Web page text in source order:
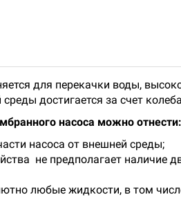
для перекачки воды,
достигается за счет
насоса можно отнести:
насоса от внешней среды;
не предполагает наличие
любые жидкости, в том